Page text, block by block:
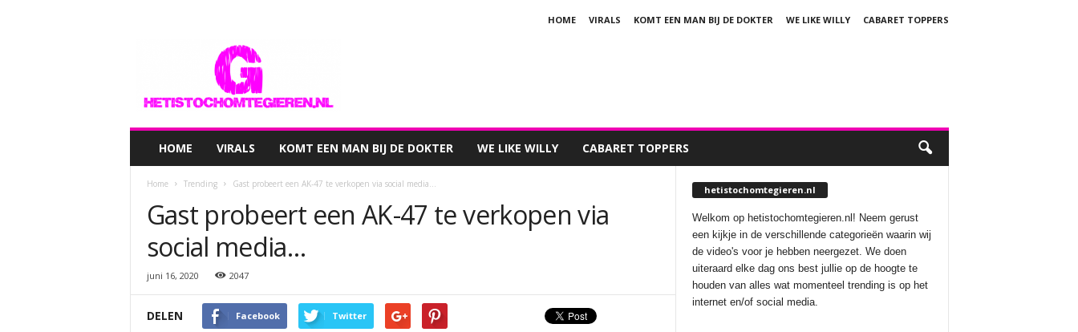
HOME VIRALS KOMT EEN MAN BIJ DE DOKTER WE LIKE WILLY
CABARET TOPPERS
HOME VIRALS KOMT EEN MAN BIJ DE DOKTER WE LIKE WILLY CABARET TOPPERS
Home Trending Gast probeert een AK-47 te verkopen via social media…
Gast probeert een AK-47 te verkopen via
social media…
juni 16, 2020 2047
DELEN Facebook Twitter
hetistochomtegieren.nl
Welkom op hetistochomtegieren.nl! Neem gerust
een kijkje in de verschillende categorieën waarin wij
de video's voor je hebben neergezet. We doen
uiteraard elke dag ons best jullie op de hoogte te
houden van alles wat momenteel trending is op het
internet en/of social media.